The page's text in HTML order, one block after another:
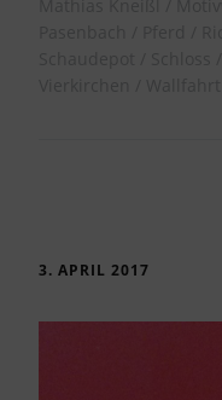
3. APRIL 2017